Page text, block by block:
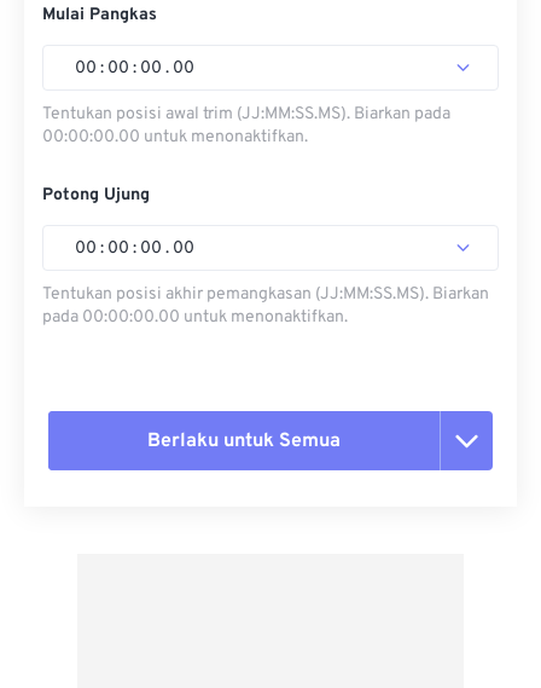
Mulai Pangkas
00 : 00 : 00 . 00
Tentukan posisi awal trim (JJ:MM:SS.MS). Biarkan pada
00:00:00.00 untuk menonaktifkan.
Potong Ujung
00 : 00 : 00 . 00
Tentukan posisi akhir pemangkasan (JJ:MM:SS.MS). Biarkan
pada 00:00:00.00 untuk menonaktifkan.
Berlaku untuk Semua